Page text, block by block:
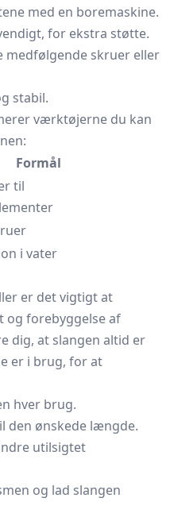
med en boremaskine.
for ekstra støtte.
medfølgende skruer eller
stabil.
værktøjerne du kan
Formål
til
i vater
er det vigtigt at
og forebyggelse af
dig, at slangen altid er
er i brug, for at
hver brug.
den ønskede længde.
utilsigtet
og lad slangen